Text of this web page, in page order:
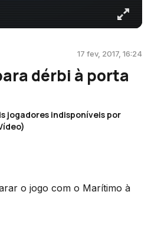
17 fev, 2017, 16:24
dérbi à porta
jogadores indisponíveis por
o jogo com o Marítimo à